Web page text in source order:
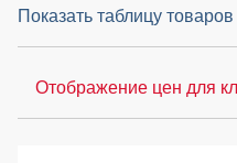
Показать таблицу товаров
Отображение цен для